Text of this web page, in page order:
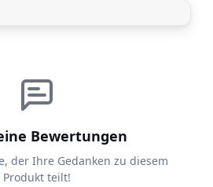
Bewertungen
der Ihre Gedanken zu diesem
Produkt teilt!